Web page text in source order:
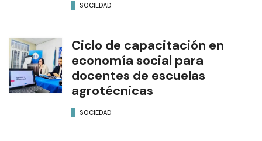
SOCIEDAD
Ciclo de capacitación en
economía social para
docentes de escuelas
agrotécnicas
SOCIEDAD